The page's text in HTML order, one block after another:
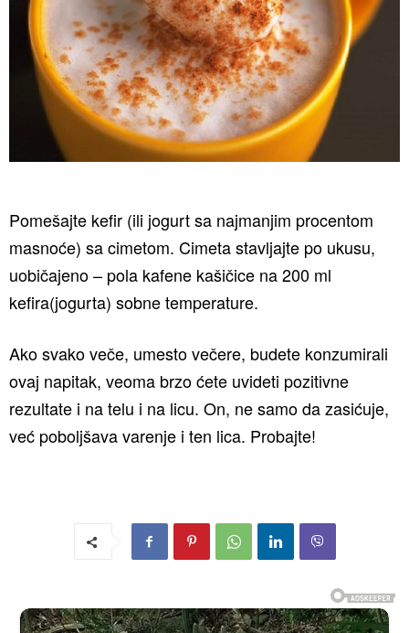
Pomešajte kefir (ili jogurt sa najmanjim procentom
masnoće) sa cimetom. Cimeta stavljajte po ukusu,
uobičajeno – pola kafene kašičice na 200 ml
kefira(jogurta) sobne temperature.
Ako svako veče, umesto večere, budete konzumirali
ovaj napitak, veoma brzo ćete uvideti pozitivne
rezultate i na telu i na licu. On, ne samo da zasićuje,
već poboljšava varenje i ten lica. Probajte!